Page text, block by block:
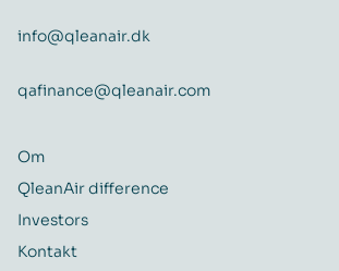
info@qleanair.dk
qafinance@qleanair.com
Om
QleanAir difference
Investors
Kontakt